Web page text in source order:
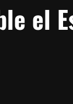
el